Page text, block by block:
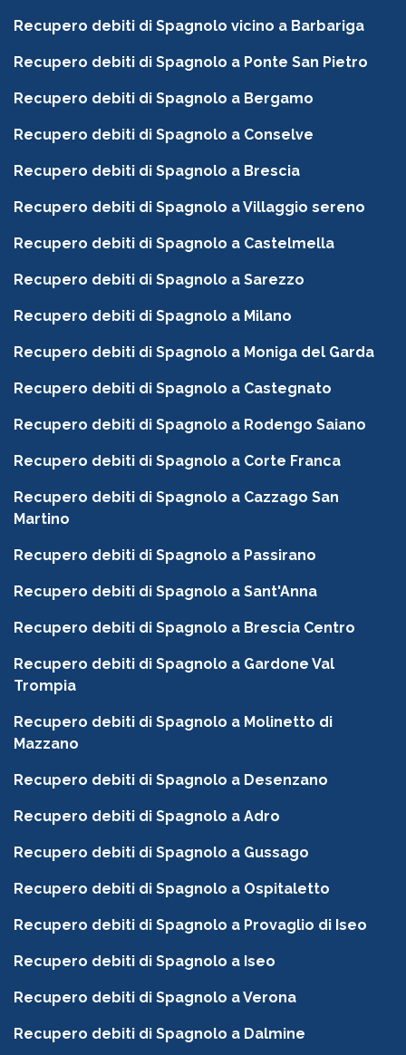
Recupero debiti di Spagnolo vicino a Barbariga
Recupero debiti di Spagnolo a Ponte San Pietro
Recupero debiti di Spagnolo a Bergamo
Recupero debiti di Spagnolo a Conselve
Recupero debiti di Spagnolo a Brescia
Recupero debiti di Spagnolo a Villaggio sereno
Recupero debiti di Spagnolo a Castelmella
Recupero debiti di Spagnolo a Sarezzo
Recupero debiti di Spagnolo a Milano
Recupero debiti di Spagnolo a Moniga del Garda
Recupero debiti di Spagnolo a Castegnato
Recupero debiti di Spagnolo a Rodengo Saiano
Recupero debiti di Spagnolo a Corte Franca
Recupero debiti di Spagnolo a Cazzago San
Martino
Recupero debiti di Spagnolo a Passirano
Recupero debiti di Spagnolo a Sant'Anna
Recupero debiti di Spagnolo a Brescia Centro
Recupero debiti di Spagnolo a Gardone Val
Trompia
Recupero debiti di Spagnolo a Molinetto di
Mazzano
Recupero debiti di Spagnolo a Desenzano
Recupero debiti di Spagnolo a Adro
Recupero debiti di Spagnolo a Gussago
Recupero debiti di Spagnolo a Ospitaletto
Recupero debiti di Spagnolo a Provaglio di Iseo
Recupero debiti di Spagnolo a Iseo
Recupero debiti di Spagnolo a Verona
Recupero debiti di Spagnolo a Dalmine